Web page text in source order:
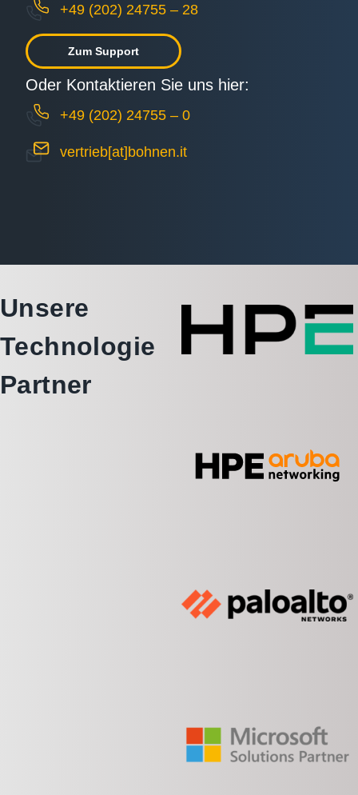
+49 (202) 24755 – 28
Zum Support
Oder Kontaktieren Sie uns hier:
+49 (202) 24755 – 0
vertrieb[at]bohnen.it
Unsere
Technologie
Partner